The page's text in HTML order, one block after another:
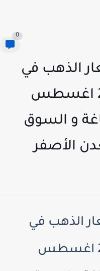
الذهب في
اليوم السبت 21 اغسطس
و السوق
الأصفر
الذهب في
اليوم السبت 21 اغسطس